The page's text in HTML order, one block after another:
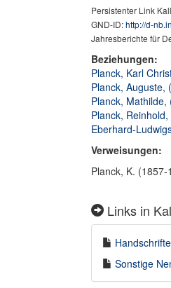
Persistenter Link
GND-ID:http://d-
Jahresberichte für
Beziehungen:
Planck, Karl
Planck, Auguste,
Planck,
Planck,
Eberhard-
Verweisungen:
Planck, K. (1857-
Links in
Sonstige